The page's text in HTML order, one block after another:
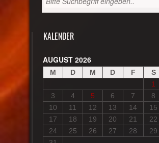
KALENDER
AUGUST 2026
M D M D F S
1
3
4 5 6 7 8
10
11 12 13 14 15
17
18 19 20 21 22
24
25 26 27 28 29